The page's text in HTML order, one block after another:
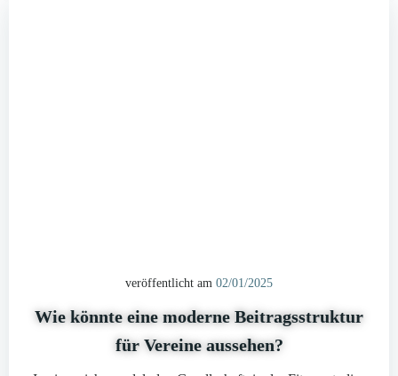
veröffentlicht am 02/01/2025
Wie könnte eine moderne Beitragsstruktur
für Vereine aussehen?